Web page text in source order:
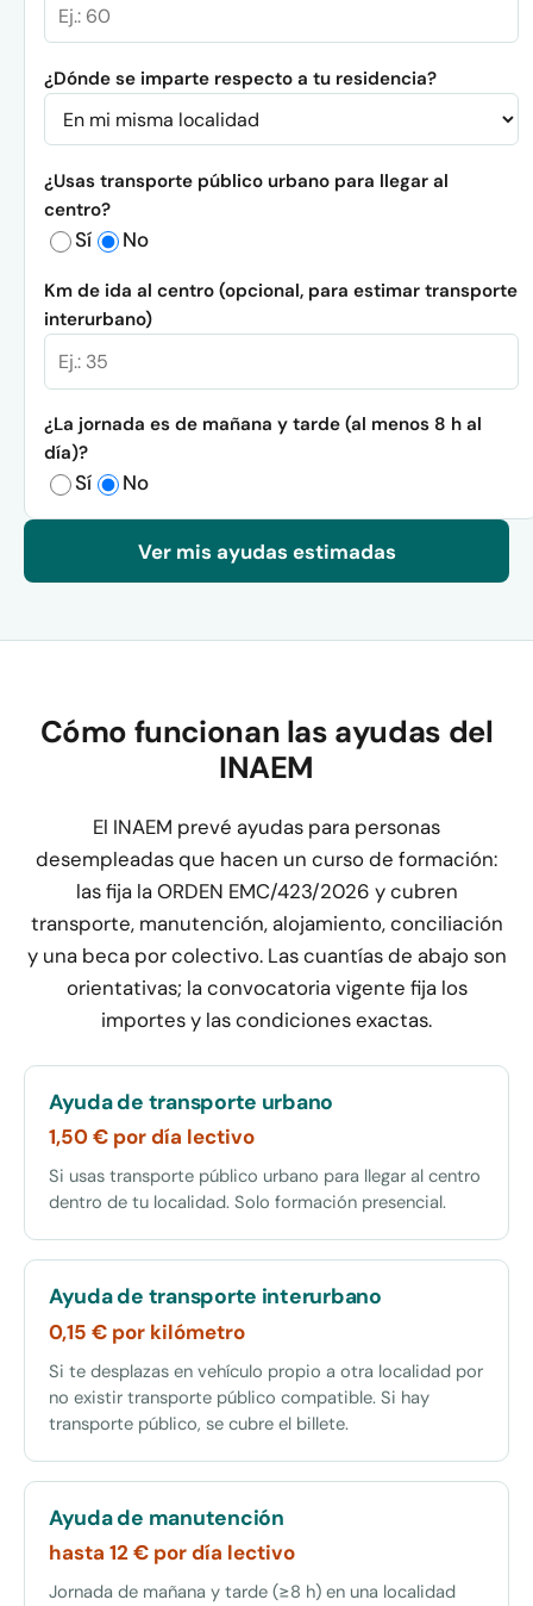
¿Dónde se imparte respecto a tu residencia?
¿Usas transporte público urbano para llegar al
centro?
Sí No
Km de ida al centro (opcional, para estimar transporte
interurbano)
¿La jornada es de mañana y tarde (al menos 8 h al
día)?
Sí No
Ver mis ayudas estimadas
Cómo funcionan las ayudas del
INAEM
El INAEM prevé ayudas para personas
desempleadas que hacen un curso de formación:
las fija la ORDEN EMC/423/2026 y cubren
transporte, manutención, alojamiento, conciliación
y una beca por colectivo. Las cuantías de abajo son
orientativas; la convocatoria vigente fija los
importes y las condiciones exactas.
Ayuda de transporte urbano
1,50 € por día lectivo
Si usas transporte público urbano para llegar al centro
dentro de tu localidad. Solo formación presencial.
Ayuda de transporte interurbano
0,15 € por kilómetro
Si te desplazas en vehículo propio a otra localidad por
no existir transporte público compatible. Si hay
transporte público, se cubre el billete.
Ayuda de manutención
hasta 12 € por día lectivo
Jornada de mañana y tarde (≥8 h) en una localidad